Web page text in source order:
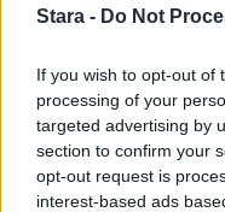
Stara - Do Not
If you wish to opt-out of
processing of your
targeted advertising by
section to confirm your
opt-out request is
interest-based ads
9.2.2010, 12:10
X Factorin